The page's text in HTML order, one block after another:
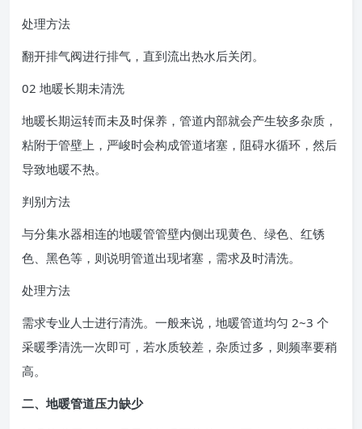
处理方法
翻开排气阀进行排气，直到流出热水后关闭。
02 地暖长期未清洗
地暖长期运转而未及时保养，管道内部就会产生较多杂质，
粘附于管壁上，严峻时会构成管道堵塞，阻碍水循环，然后
导致地暖不热。
判别方法
与分集水器相连的地暖管管壁内侧出现黄色、绿色、红锈
色、黑色等，则说明管道出现堵塞，需求及时清洗。
处理方法
需求专业人士进行清洗。一般来说，地暖管道均匀 2~3 个
采暖季清洗一次即可，若水质较差，杂质过多，则频率要稍
高。
二、地暖管道压力缺少